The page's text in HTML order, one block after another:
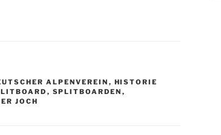
ALPENVEREIN , HISTORIE
, SPLITBOARDEN ,
JOCH